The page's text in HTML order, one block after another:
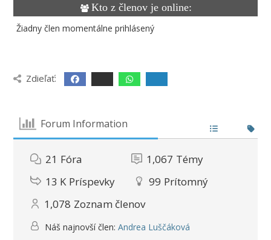
Kto z členov je online:
Žiadny člen momentálne prihlásený
Zdieľať:
Forum Information
21 Fóra 1,067 Témy
13 K Príspevky 99 Prítomný
1,078 Zoznam členov
Náš najnovší člen:Andrea Luščáková